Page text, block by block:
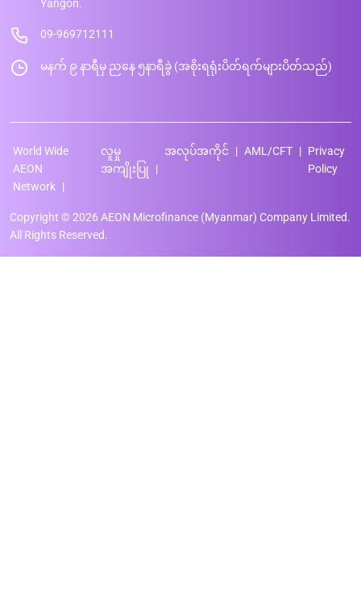
Yangon.
09-969712111
မနက် ၉ နာရီမှ ညနေ ၅နာရီခွဲ (အစိုးရရုံးပိတ်ရက်များပိတ်သည်)
Copyright © 2026 AEON Microfinance (Myanmar) Company Limited.
All Rights Reserved.
World Wide
AEON
Network
လူမှု
အကျိုးပြု
အလုပ်အကိုင် AML/CFT
Privacy
Policy